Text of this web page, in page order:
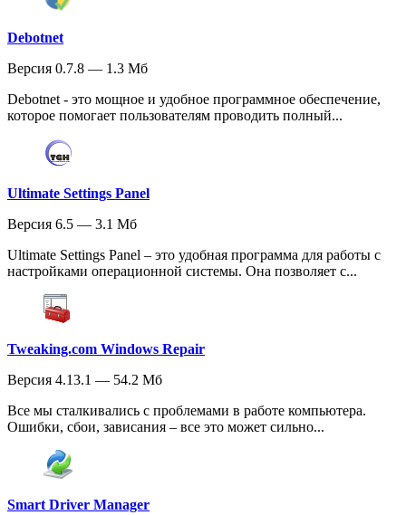
Debotnet
Версия 0.7.8 — 1.3 Мб
Debotnet - это мощное и удобное программное обеспечение,
которое помогает пользователям проводить полный...
Ultimate Settings Panel
Версия 6.5 — 3.1 Мб
Ultimate Settings Panel – это удобная программа для работы с
настройками операционной системы. Она позволяет с...
Tweaking.com Windows Repair
Версия 4.13.1 — 54.2 Мб
Все мы сталкивались с проблемами в работе компьютера.
Ошибки, сбои, зависания – все это может сильно...
Smart Driver Manager